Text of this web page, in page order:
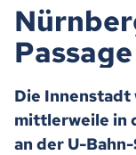
Die
mittlerweile in
an der U-